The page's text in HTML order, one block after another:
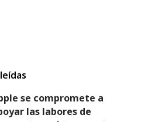
se compromete a
las labores de